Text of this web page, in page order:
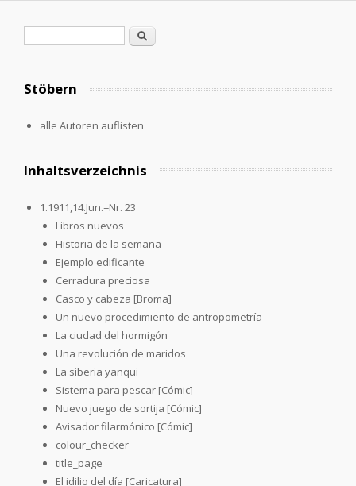
Search
Stöbern
alle Autoren auflisten
Inhaltsverzeichnis
1.1911,14.Jun.=Nr. 23
Libros nuevos
Historia de la semana
Ejemplo edificante
Cerradura preciosa
Casco y cabeza [Broma]
Un nuevo procedimiento de antropometría
La ciudad del hormigón
Una revolución de maridos
La siberia yanqui
Sistema para pescar [Cómic]
Nuevo juego de sortija [Cómic]
Avisador filarmónico [Cómic]
colour_checker
title_page
El idilio del día [Caricatura]